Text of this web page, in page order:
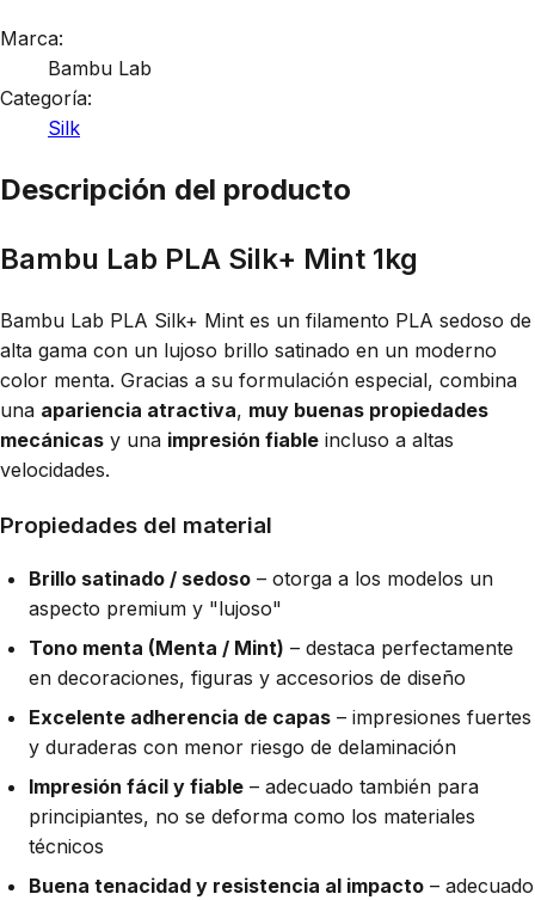
Marca:
Bambu Lab
Categoría:
Silk
Descripción del producto
Bambu Lab PLA Silk+ Mint 1kg
Bambu Lab PLA Silk+ Mint es un filamento PLA sedoso de
alta gama con un lujoso brillo satinado en un moderno
color menta. Gracias a su formulación especial, combina
una apariencia atractiva, muy buenas propiedades
mecánicas y una impresión fiable incluso a altas
velocidades.
Propiedades del material
Brillo satinado / sedoso – otorga a los modelos un
aspecto premium y "lujoso"
Tono menta (Menta / Mint) – destaca perfectamente
en decoraciones, figuras y accesorios de diseño
Excelente adherencia de capas – impresiones fuertes
y duraderas con menor riesgo de delaminación
Impresión fácil y fiable – adecuado también para
principiantes, no se deforma como los materiales
técnicos
Buena tenacidad y resistencia al impacto – adecuado